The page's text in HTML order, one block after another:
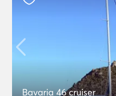
Bavaria 46 cruiser